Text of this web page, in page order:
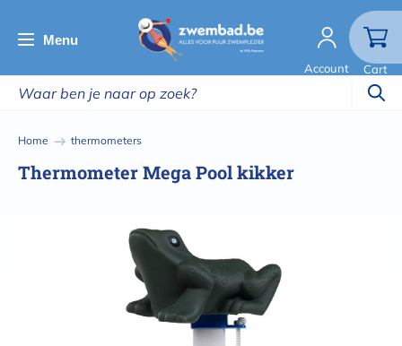
en
de
inhoud
Menu
Account Cart
Kruimelpad
Home thermometers
Thermometer Mega Pool kikker